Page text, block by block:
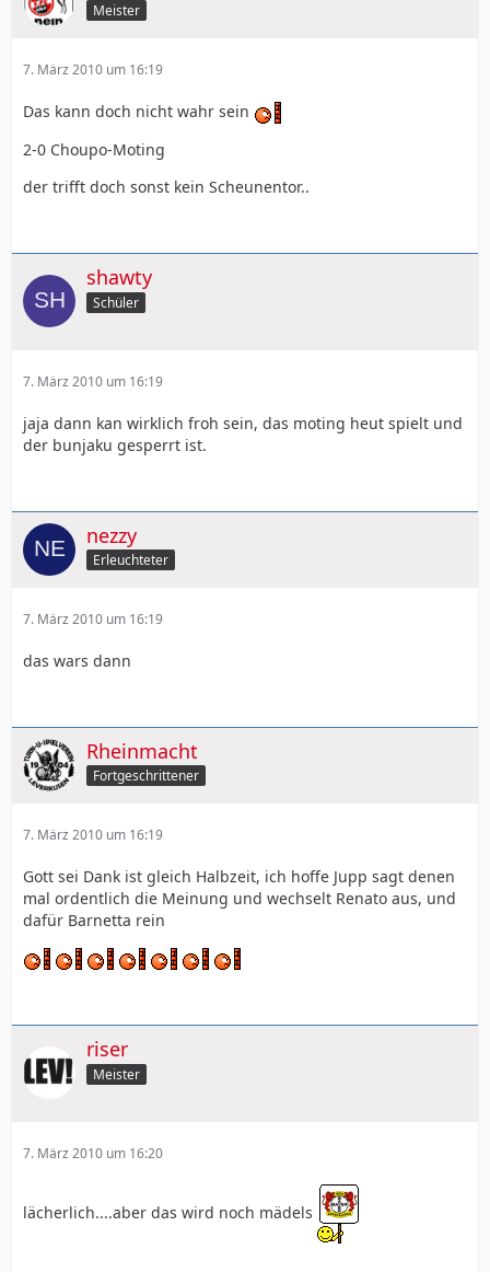
Meister
7. März 2010 um 16:19
Das kann doch nicht wahr sein
2-0 Choupo-Moting
der trifft doch sonst kein Scheunentor..
shawty
Schüler
7. März 2010 um 16:19
jaja dann kan wirklich froh sein, das moting heut spielt und
der bunjaku gesperrt ist.
nezzy
Erleuchteter
7. März 2010 um 16:19
das wars dann
Rheinmacht
Fortgeschrittener
7. März 2010 um 16:19
Gott sei Dank ist gleich Halbzeit, ich hoffe Jupp sagt denen
mal ordentlich die Meinung und wechselt Renato aus, und
dafür Barnetta rein
riser
Meister
7. März 2010 um 16:20
lächerlich....aber das wird noch mädels